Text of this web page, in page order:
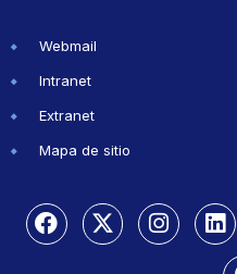
Webmail
Intranet
Extranet
Mapa de sitio